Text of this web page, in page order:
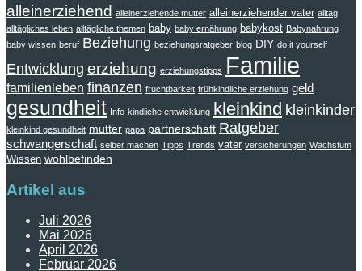
alleinerziehend alleinerziehende mutter alleinerziehender vater alltag
alltägliches leben alltägliche themen baby baby ernährung babykost Babynahrung
baby wissen beruf Beziehung beziehungsratgeber blog DIY do it yourself
Entwicklung erziehung erziehungstipps Familie
familienleben finanzen fruchtbarkeit frühkindliche erziehung geld
gesundheit Info kindliche entwicklung kleinkind kleinkinder
kleinkind gesundheit mutter papa partnerschaft Ratgeber
schwangerschaft selber machen Tipps Trends vater versicherungen Wachstum
Wissen wohlbefinden
Artikel aus
Juli 2026
Mai 2026
April 2026
Februar 2026